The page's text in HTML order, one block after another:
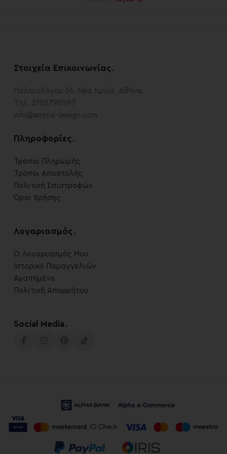
Στοιχεία Επικοινωνίας .
Παλαιολόγου 36, Νέα Ιωνία, Αθήνα
Τηλ. 2102790597
info@amma-design.com
Πληροφορίες .
Τρόποι Πληρωμής
Τρόποι Αποστολής
Πολιτική Επιστροφών
Όροι Χρήσης
Λογαριασμός .
Ο Λογαριασμός Μου
Ιστορικό Παραγγελιών
Αγαπημένα
Πολιτική Απορρήτου
Social Media .